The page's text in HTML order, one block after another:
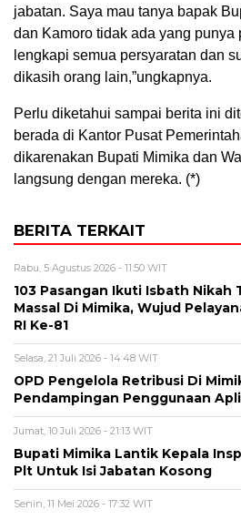
jabatan. Saya mau tanya bapak
dan Kamoro tidak ada yang punya
lengkapi semua persyaratan dan
dikasih orang lain,”ungkapnya.
Perlu diketahui sampai berita ini
berada di Kantor Pusat
dikarenakan Bupati Mimika dan
langsung dengan mereka. (*)
BERITA TERKAIT
Rabu, 5 Agustus 2026 - 11:50 WIT
103 Pasangan Ikuti Isbath Nikah
Massal Di Mimika, Wujud
RI Ke-81
Selasa, 21 Juli 2026 - 14:48 WIT
OPD Pengelola Retribusi Di
Pendampingan Penggunaan
Jumat, 10 Juli 2026 - 21:13 WIT
Bupati Mimika Lantik Kepala
Plt Untuk Isi Jabatan Kosong
Senin, 11 Mei 2026 - 17:32 WIT